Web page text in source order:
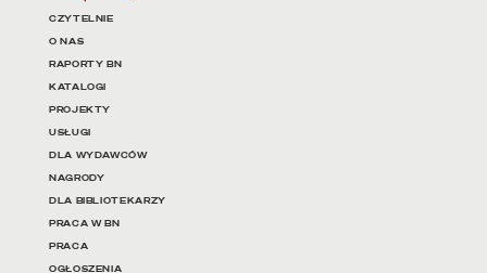
Linki do najważniejszych
CZYTELNIE
O NAS
RAPORTY BN
KATALOGI
PROJEKTY
USŁUGI
DLA WYDAWCÓW
NAGRODY
DLA BIBLIOTEKARZY
PRACA W BN
PRACA
OGŁOSZENIA